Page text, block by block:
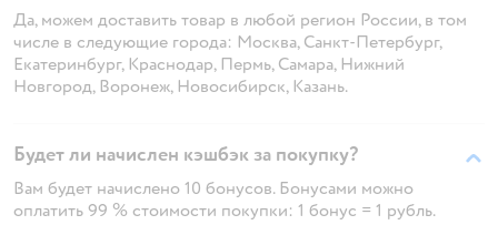
Да, можем доставить товар в любой регион России, в том
числе в следующие города: Москва, Санкт-Петербург,
Екатеринбург, Краснодар, Пермь, Самара, Нижний
Новгород, Воронеж, Новосибирск, Казань.
Будет ли начислен кэшбэк за покупку?
Вам будет начислено 10 бонусов. Бонусами можно
оплатить 99 % стоимости покупки: 1 бонус = 1 рубль.